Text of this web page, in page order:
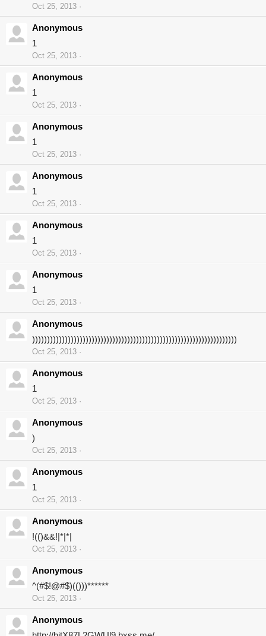
Oct 25, 2013
Anonymous
1
Oct 25, 2013
Anonymous
1
Oct 25, 2013
Anonymous
1
Oct 25, 2013
Anonymous
1
Oct 25, 2013
Anonymous
1
Oct 25, 2013
Anonymous
1
Oct 25, 2013
Anonymous
)))))))))))))))))))))))))))))))))))))))))))))))))))))))))))))))))))))
Oct 25, 2013
Anonymous
1
Oct 25, 2013
Anonymous
)
Oct 25, 2013
Anonymous
1
Oct 25, 2013
Anonymous
!(()&&!|*|*|
Oct 25, 2013
Anonymous
^(#$!@#$)(()))******
Oct 25, 2013
Anonymous